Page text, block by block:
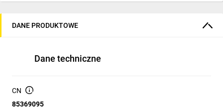
DANE PRODUKTOWE
Dane techniczne
CN
85369095